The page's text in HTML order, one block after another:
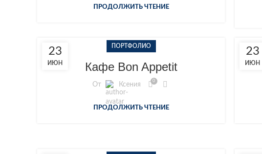
ПРОДОЛЖИТЬ ЧТЕНИЕ
23
ИЮН
ПОРТФОЛИО
Кафе Bon Appetit
От Ксения 0
ПРОДОЛЖИТЬ ЧТЕНИЕ
23
ИЮН